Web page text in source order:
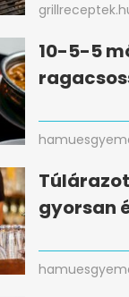
10-5-5
gyorsan